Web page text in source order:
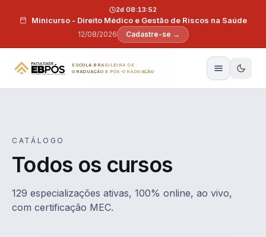
Minicurso - Direito Médico e Gestão de Riscos na Saúde
12/08/2026
2d 08:13:50
Cadastre-se →
ESCOLA BRASILEIRA DE
GRADUAÇÃO E PÓS-GRADUAÇÃO
CATÁLOGO
Todos os cursos
129 especializações ativas, 100% online, ao vivo,
com certificação MEC.